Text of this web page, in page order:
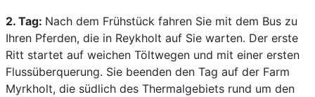
2. Tag: Nach dem Frühstück fahren Sie mit dem Bus zu
Ihren Pferden, die in Reykholt auf Sie warten. Der erste
Ritt startet auf weichen Töltwegen und mit einer ersten
Flussüberquerung. Sie beenden den Tag auf der Farm
Myrkholt, die südlich des Thermalgebiets rund um den